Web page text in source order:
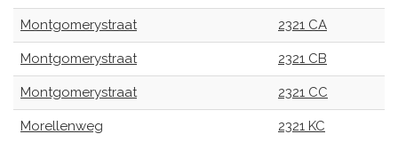
Montgomerystraat 2321 CA
Montgomerystraat 2321 CB
Montgomerystraat 2321 CC
Morellenweg 2321 KC